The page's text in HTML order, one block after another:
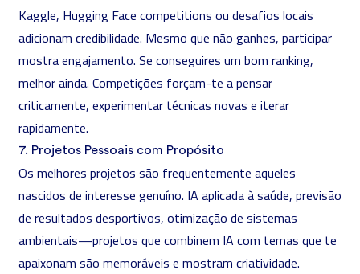
Kaggle, Hugging Face competitions ou desafios locais
adicionam credibilidade. Mesmo que não ganhes, participar
mostra engajamento. Se conseguires um bom ranking,
melhor ainda. Competições forçam-te a pensar
criticamente, experimentar técnicas novas e iterar
rapidamente.
7. Projetos Pessoais com Propósito
Os melhores projetos são frequentemente aqueles
nascidos de interesse genuíno. IA aplicada à saúde, previsão
de resultados desportivos, otimização de sistemas
ambientais—projetos que combinem IA com temas que te
apaixonam são memoráveis e mostram criatividade.